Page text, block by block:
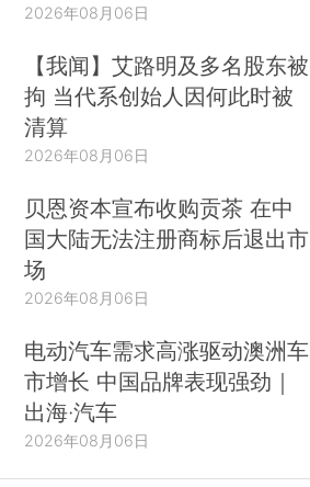
2026年08月06日
【我闻】艾路明及多名股东被
拘 当代系创始人因何此时被
清算
2026年08月06日
贝恩资本宣布收购贡茶 在中
国大陆无法注册商标后退出市
场
2026年08月06日
电动汽车需求高涨驱动澳洲车
市增长 中国品牌表现强劲｜
出海·汽车
2026年08月06日